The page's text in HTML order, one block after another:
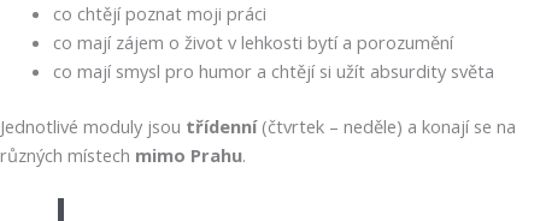
co chtějí poznat moji práci
co mají zájem o život v lehkosti bytí a porozumění
co mají smysl pro humor a chtějí si užít absurdity světa
Jednotlivé moduly jsou třídenní(čtvrtek – neděle) a konají se na
různých místech mimo Prahu.